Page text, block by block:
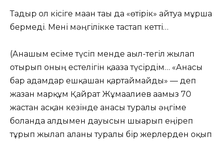
Тағдыр ол кісіге маған тағы да «өтірік» айтуға мұрша
бермеді. Мені мәңгілікке тастап кетті…
(Анашым есіме түсіп менде ағыл-тегіл жылап
отырып оның естелігін қағазға түсірдім… «Анасы
бар адамдар ешқашан қартаймайды» — деп
жазған марқұм Қайрат Жұмағалиев ағамыз 70
жастан асқан кезінде анасы туралы әңгіме
болғанда алдымен дауысын шығарып еңіреп
тұрып жылап алғаны туралы бір жерлерден оқып